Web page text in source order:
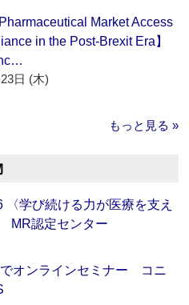
Market Access
in the Post-Brexit Era】
日 (木)
もっと見る »
学び続ける力が医療を支え
MR認定センター
オンラインセミナー コニ